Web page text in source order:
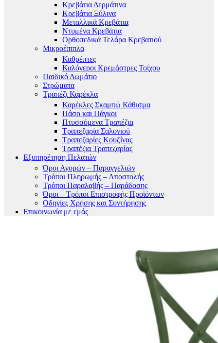
Κρεβάτια Δερμάτινα
Κρεβάτια Ξύλινα
Μεταλλικά Κρεβάτια
Ντυμένα Κρεβάτια
Ορθοπεδικά Τελάρα Κρεβατιού
Μικροέπιπλα
Καθρέπτες
Καλόγεροι Κρεμάστρες Τοίχου
Παιδικό Δωμάτιο
Στρώματα
Τραπέζι Καρέκλα
Καρέκλες Σκαμπώ Κάθισμα
Πάσο και Πάγκοι
Πτυσσόμενα Τραπέζια
Τραπεζαρία Σαλονιού
Τραπεζαρίες Κουζίνας
Τραπέζια Τραπεζαρίας
Εξυπηρέτηση Πελατών
Όροι Αγορών – Παραγγελιών
Τρόποι Πληρωμής – Αποστολής
Τρόποι Παραλαβής – Παράδοσης
Όροι – Τρόποι Επιστροφής Προϊόντων
Οδηγίες Χρήσης και Συντήρησης
Επικοινωνία με εμάς